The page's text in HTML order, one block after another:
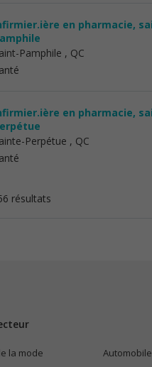
en pharmacie,
Pamphile , QC
en pharmacie,
Perpétue , QC
résultats
la mode